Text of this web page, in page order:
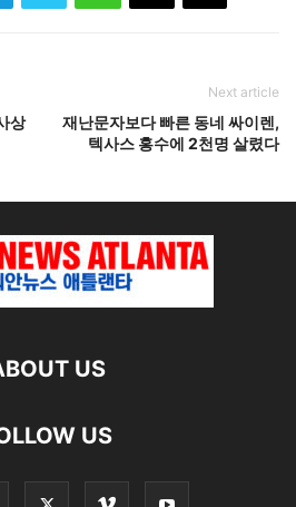
상
Next article
재난문자보다 빠른 동네 싸이렌,
텍사스 홍수에 2천명 살렸다
US
US